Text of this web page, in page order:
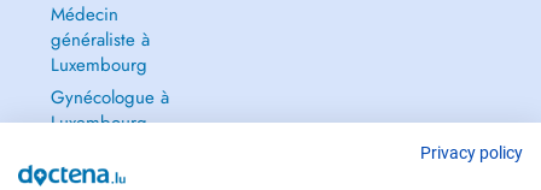
Médecin
généraliste à
Luxembourg
Gynécologue à
Luxembourg
Privacy policy